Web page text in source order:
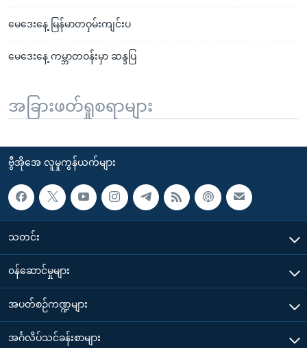
မေဒေးနေ့ မြန်မာတဝှမ်းကျင်းပ
မေဒေးနေ့ ကမ္ဘာတဝန်းမှာ ဆန္ဒပြ
အခြားဖတ်ရှုစရာများ
ဗွီအိုအေ လူမှုကွန်ယက်များ
သတင်း
၀န်ဆောင်မှုများ
အပတ်စဉ်ကဏ္ဍများ
အင်္ဂလိပ်သင်ခန်းစာများ